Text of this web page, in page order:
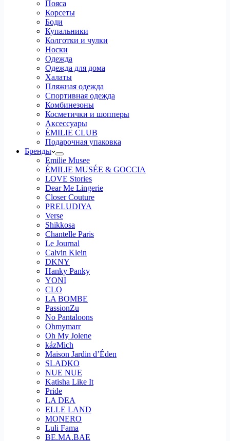
Пояса
Корсеты
Боди
Купальники
Колготки и чулки
Носки
Одежда
Одежда для дома
Халаты
Пляжная одежда
Спортивная одежда
Комбинезоны
Косметички и шопперы
Аксессуары
ÉMILIE CLUB
Подарочная упаковка
Бренды
Emilie Musee
ÉMILIE MUSÉE & GOCCIA
LOVE Stories
Dear Me Lingerie
Closer Couture
PRELUDIYA
Verse
Shikkosa
Chantelle Paris
Le Journal
Calvin Klein
DKNY
Hanky Panky
YONI
CLO
LA BOMBE
PassionZu
No Pantaloons
Ohmymarr
Oh My Jolene
kázMich
Maison Jardin d’Éden
SLADKO
NUE NUE
Katisha Like It
Pride
LA DEA
ELLE LAND
MONERO
Luli Fama
BE.MA.BAE